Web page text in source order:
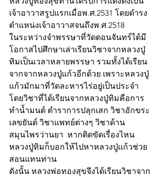
เจ้าอาวาสรูปแรกเมื่อพ.ศ.2531 โดยดำรง
ตำแหน่งเจ้าอาวาสจนถึงพ.ศ.2518
ในระหว่างจำพรรษาที่วัดดอนจันทร์ได้มี
โอกาสไปศึกษาเล่าเรียนวิชาจากหลวงปู่
ทิมเป็นเวลาหลายพรรษา รวมทั้งได้เรียน
จากจากหลวงปู่แก้วอีกด้วย เพราะหลวงปู่
แก้วมักมาที่วัดละหารไร่อยู่เป็นประจำ
โดยวิชาที่ได้เรียนจากหลวงปู่ทิมคือการ
ทำน้ำมนต์ ตำราการปลุกเสก วิชาอักขระ
เลขยันต์ วิชาแพทย์ต่างๆ วิชาด้าน
สมุนไพรว่านยา  หากติดขัดเรื่องไหน
หลวงปู่ทิมก็บอกให้ไปหาหลวงปู่แก้วช่วย
สอนแทนท่าน
ดังนั้น หลวงพ่อทองสุขจึงได้เรียนวิชาจาก